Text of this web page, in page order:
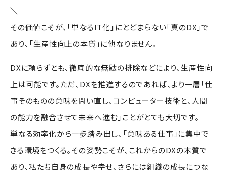
＼
その価値こそが、「単なるIT化」にとどまらない「真のDX」で
あり、「生産性向上の本質」に他なりません。
DXに頼らずとも、徹底的な無駄の排除などにより、生産性向
上は可能です。ただ、DXを推進するのであれば、より一層「仕
事そのものの意味を問い直し、コンピューター技術と、人間
の能力を融合させて未来へ進む」ことがとても大切です。
単なる効率化から一歩踏み出し、「意味ある仕事」に集中で
きる環境をつくる。その姿勢こそが、これからのDXの本質で
あり、私たち自身の成長や幸せ、さらには組織の成長につな